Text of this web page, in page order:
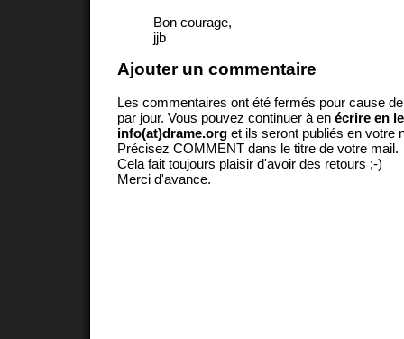
Bon courage,
jjb
Ajouter un commentaire
Les commentaires ont été fermés pour cause
par jour. Vous pouvez continuer à en écrire en
info(at)drame.org et ils seront publiés en votre
Précisez COMMENT dans le titre de votre mail.
Cela fait toujours plaisir d'avoir des retours ;-)
Merci d'avance.